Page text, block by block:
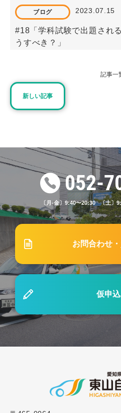
ブログ 2023.07.15
#18「学科試験で出題され
うすべき？」
2026.06.08
夏の短期集中スピードプラ
スクールバス停留所の一部
重要なお知らせ 2025.03.01
価格一部改定のお知らせ
入校タイミングや取得ポイ
2025.02.10
#53「ペーパードライバー
方法と克服のコツ」
#22「【自動車運転免許】
いい理由」
新しい記事
記事一
052-
〔月-金〕9:40〜20:30 〔土〕
お問合わせ
仮申